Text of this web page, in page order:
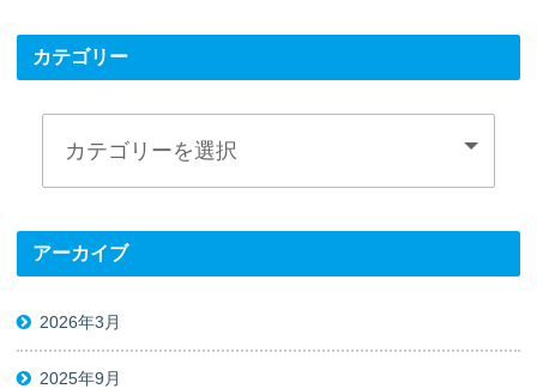
カテゴリー
アーカイブ
2026年3月
2025年9月